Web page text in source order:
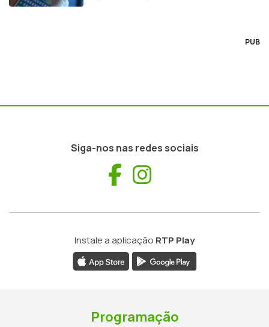
PUB
Siga-nos nas redes sociais
Facebook
Instale a aplicação RTP Play
Programação